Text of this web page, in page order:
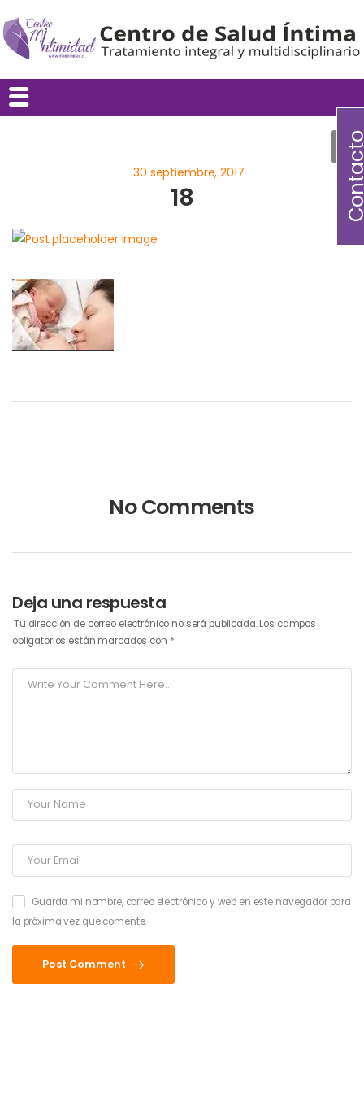
18
No Comments
Deja una respuesta
Tu dirección de correo electrónico no será publicada. Los campos
obligatorios están marcados con *
Guarda mi nombre, correo electrónico y web en este navegador para
la próxima vez que comente.
Post Comment